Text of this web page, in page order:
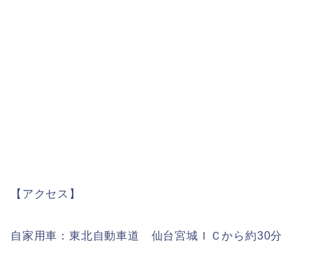
【アクセス】
自家用車：東北自動車道 仙台宮城ＩＣから約30分